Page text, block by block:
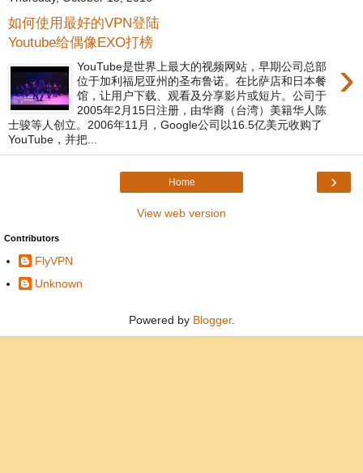
如何使用最好的VPN登陆
Youtube给偶像EXO打榜
›
YouTube是世界上最大的视频网站，早期公司总部
位于加利福尼亚州的圣布鲁诺。在比萨店和日本餐
馆，让用户下载、观看及分享影片或短片。公司于
2005年2月15日注册，由华裔（台湾）美籍华人陈
士骏等人创立。2006年11月，Google公司以16.5亿美元收购了
YouTube，并把...
›
Home
View web version
Contributors
FlyVPN
Unknown
Powered by Blogger.